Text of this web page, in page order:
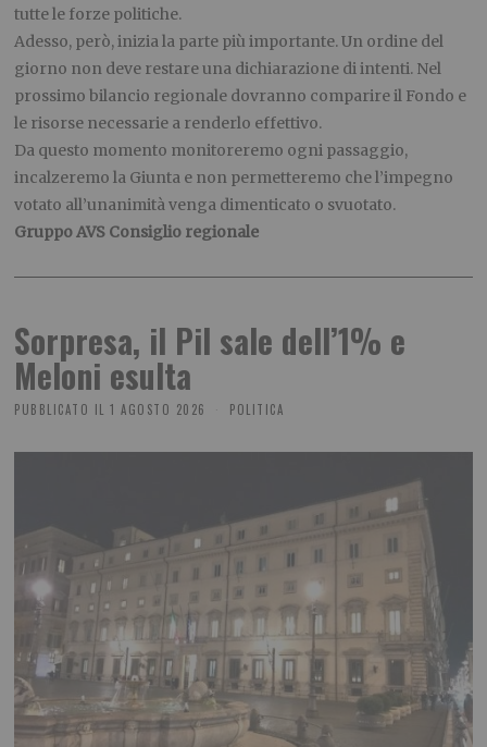
tutte le forze politiche.
Adesso, però, inizia la parte più importante. Un ordine del
giorno non deve restare una dichiarazione di intenti. Nel
prossimo bilancio regionale dovranno comparire il Fondo e
le risorse necessarie a renderlo effettivo.
Da questo momento monitoreremo ogni passaggio,
incalzeremo la Giunta e non permetteremo che l’impegno
votato all’unanimità venga dimenticato o svuotato.
Gruppo AVS Consiglio regionale
Sorpresa, il Pil sale dell’1% e
Meloni esulta
PUBBLICATO IL 1 AGOSTO 2026 POLITICA